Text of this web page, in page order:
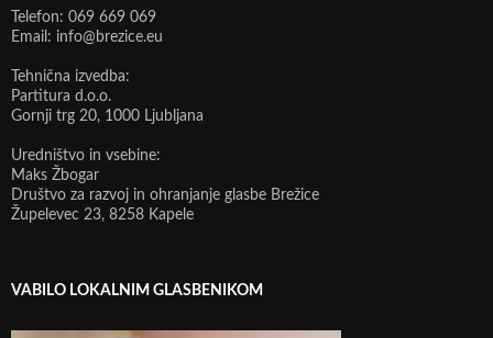
Telefon: 069 669 069
Email: info@brezice.eu
Tehnična izvedba:
Partitura d.o.o.
Gornji trg 20, 1000 Ljubljana
Uredništvo in vsebine:
Maks Žbogar
Društvo za razvoj in ohranjanje glasbe Brežice
Župelevec 23, 8258 Kapele
VABILO LOKALNIM GLASBENIKOM